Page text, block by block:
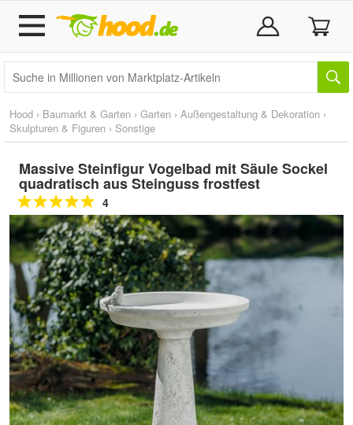
Hood › Baumarkt & Garten › Garten › Außengestaltung & Dekoration ›
Skulpturen & Figuren › Sonstige
Massive Steinfigur Vogelbad mit Säule Sockel
quadratisch aus Steinguss frostfest
4